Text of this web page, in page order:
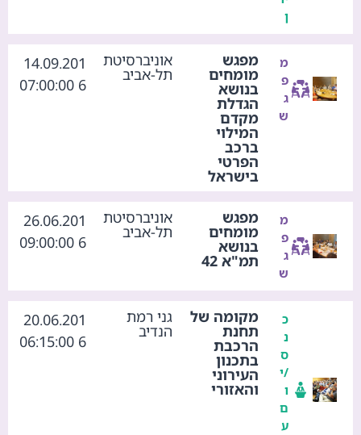
ן
מ
פ
ג
ש
מפגש
מומחים
בנושא
הגדלת
מקדם
המילוי
ברכב
הפרטי
בישראל
אוניברסיטת
תל-אביב
14.09.201
6 07:00:00
מ
פ
ג
ש
מפגש
מומחים
בנושא
תמ"א 42
אוניברסיטת
תל-אביב
26.06.201
6 09:00:00
כ
נ
ס
/י
ו
ם
ע
מקומה של
תחנת
הרכבת
בתכנון
העירוני
והאזורי
גני רמת
הנדיב
20.06.201
6 06:15:00